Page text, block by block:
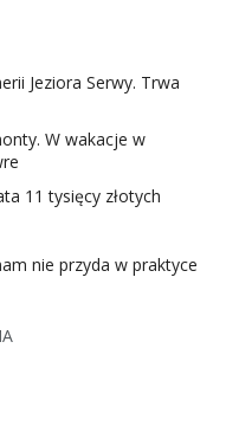
Jeziora Serwy. Trwa
W wakacje w
11 tysięcy złotych
nie przyda w praktyce